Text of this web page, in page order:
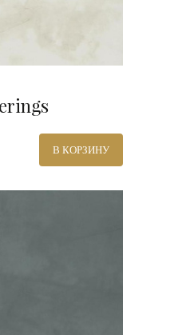
В КОРЗИНУ